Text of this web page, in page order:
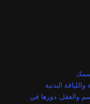
البدنية
والعقل: دورها في